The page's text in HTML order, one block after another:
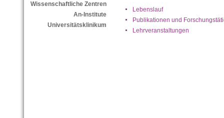
Wissenschaftliche Zentren
An-Institute
Universitätsklinikum
Lebenslauf
Publikationen und
Lehrveranstaltungen